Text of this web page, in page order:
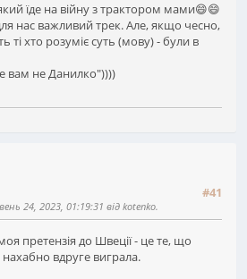
їде на війну з трактором мами😄😄
нас важливий трек. Але, якщо чесно,
ті хто розуміє суть (мову) - були в
вам не Данилко"))))
#41
24, 2023, 01:19:31 від kotenko.
претензія до Швеції - це те, що
вдруге виграла.